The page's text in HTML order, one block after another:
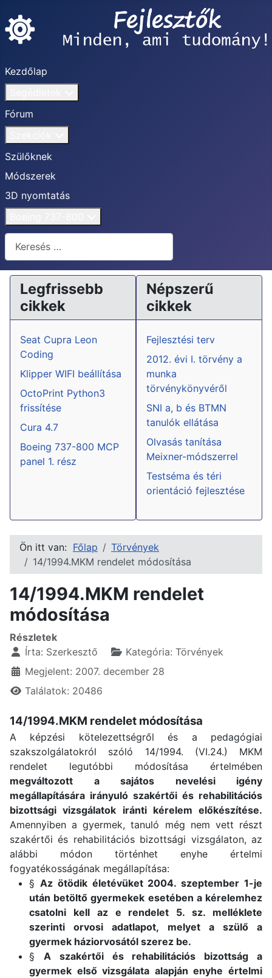
Kezdőlap
Fórum
Szülőknek
Módszerek
3D nyomtatás
Keresés...
Legfrissebb
cikkek
Seat Cupra Leon
Coding
Klipper WIFI beállítása
OctoPrint Python3
frissítése
Cura 4.7
Boeing 737-800 MCP
panel 1. rész
Népszerű
cikkek
Fejlesztési terv
2012. évi I. törvény a
munka
törvénykönyvéről
SNI a, b és BTMN
tanulók ellátása
Olvasás tanítása
Meixner-módszerrel
Testséma és téri
orientáció fejlesztése
Ön itt van: Főlap
Törvények
14/1994.MKM rendelet módosítása
14/1994.MKM rendelet
módosítása
Részletek
Írta: Szerkesztő Kategória: Törvények
Megjelent: 2007. december 28
Találatok: 20486
14/1994.MKM rendelet módosítása
A képzési kötelezettségről és a pedagógiai
szakszolgálatokról szóló 14/1994. (VI.24.) MKM
rendelet legutóbbi módosítása értelmében
megváltozott a sajátos nevelési igény
megállapítására irányuló szakértői és rehabilitációs
bizottsági vizsgálatok iránti kérelem előkészítése.
Amennyiben a gyermek, tanuló még nem vett részt
szakértői és rehabilitációs bizottsági vizsgálaton, az
alábbi módon történhet enyhe értelmi
fogyatékosságának megállapítása:
§ Az ötödik életévüket 2004. szeptember 1-je
után betöltő gyermekek esetében a kérelemhez
csatolni kell az e rendelet 5. sz. melléklete
szerinti orvosi adatlapot, melyet a szülő a
gyermek háziorvosától szerez be.
§ A szakértői és rehabilitációs bizottság a
gyermek első vizsgálata alapján enyhe értelmi